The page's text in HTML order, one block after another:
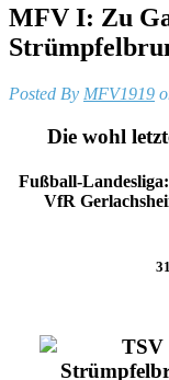
MFV I: Zu
Posted By MFV1919
Die wohl
Fußball-
VfR